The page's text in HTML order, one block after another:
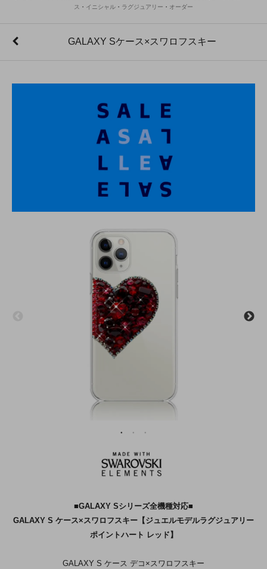
ス ・ イニシャル ・ ラグジュアリー ・ オーダー
GALAXY Sケース×スワロフスキー
■GALAXY Sシリーズ全機種対応■
GALAXY S ケース×スワロフスキー【ジュエルモデルラグジュアリー
ポイントハート レッド】
GALAXY S ケース デコ×スワロフスキー